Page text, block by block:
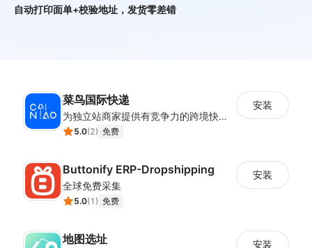
自动打印面单+校验地址，发货零差错
菜鸟国际快递
为独立站商家提供有竞争力的跨境快递服务：全球120国可达（欧美为优势线路）支持1件免费上门揽收，赔付无忧。同时提供欧洲清关增值服务，助力商家快速出海。
5.0(2) 免费
安装
Buttonify ERP-Dropshipping
全球免费采集
5.0(1 ) 免费
安装
地图选址 安装